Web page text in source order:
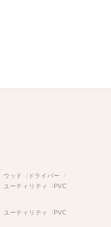
ウッド
ドライバー
ユーティリティ
PVC
ユーティリティ PVC